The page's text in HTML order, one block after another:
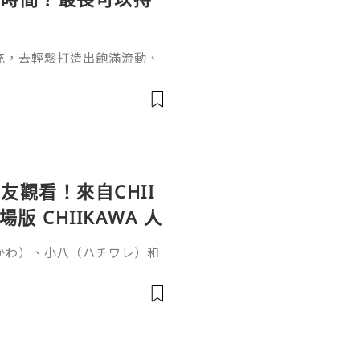
去輕鬆打造出飽滿流動、
？這個問題要從它的核心成
普通玻尿酸的長效再生邏輯
觀看！來自CHII
版 CHIIKAWA 人
）、小八（ハチワレ）和
（映画ちいかわ 人魚の
，突然收到一張傳單，邀